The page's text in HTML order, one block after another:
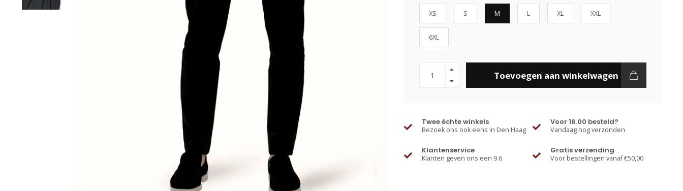
XS S M L XL XXL
6XL
Toevoegen aan winkelwagen
Twee échte winkels
Bezoek ons ook eens in Den Haag
Voor 16.00 besteld?
Vandaag nog verzonden
Klantenservice
Klanten geven ons een 9.6
Gratis verzending
Voor bestellingen vanaf €50,00